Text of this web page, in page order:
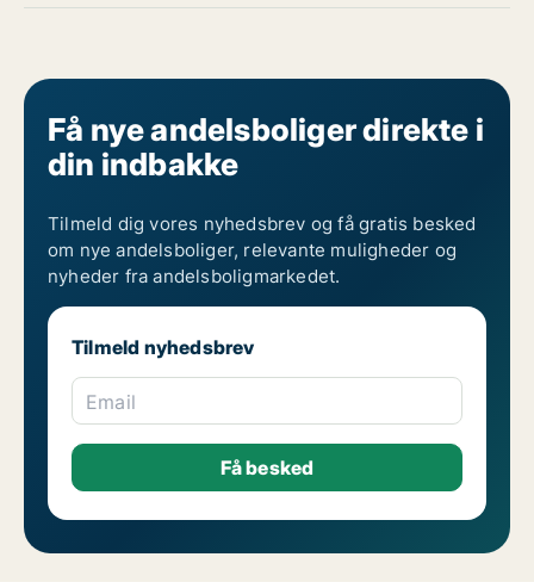
Få nye andelsboliger direkte i
din indbakke
Tilmeld dig vores nyhedsbrev og få gratis besked
om nye andelsboliger, relevante muligheder og
nyheder fra andelsboligmarkedet.
Tilmeld nyhedsbrev
Email